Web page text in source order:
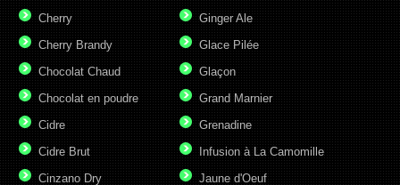
Cherry
Cherry Brandy
Chocolat Chaud
Chocolat en poudre
Cidre
Cidre Brut
Cinzano Dry
Ginger Ale
Glace Pilée
Glaçon
Grand Marnier
Grenadine
Infusion à La Camomille
Jaune d'Oeuf